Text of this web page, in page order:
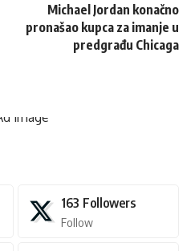
Michael Jordan konačno
pronašao kupca za imanje u
predgrađu Chicaga
163 Followers
Follow